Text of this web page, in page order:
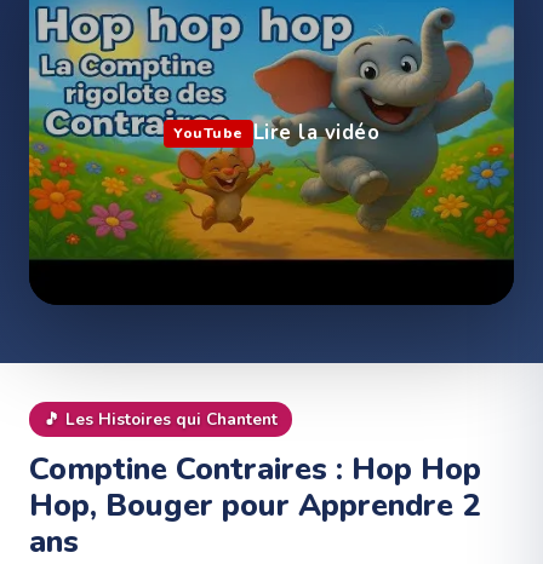
YouTube Lire la vidéo
🎵 Les Histoires qui Chantent
Comptine Contraires : Hop Hop
Hop, Bouger pour Apprendre 2
ans